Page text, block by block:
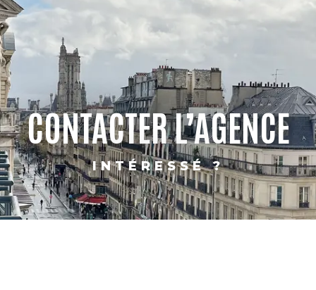
CONTACTER L’AGENCE
INTÉRESSÉ ?